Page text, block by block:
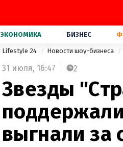
ЭКОНОМИКА БИЗНЕС
Lifestyle 24 Новости шоу-бизнеса
31 июля, 16:47 2
Звезды
выгнали